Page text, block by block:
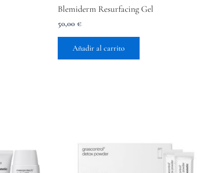
Blemiderm Resurfacing Gel
50,00 €
Añadir al carrito